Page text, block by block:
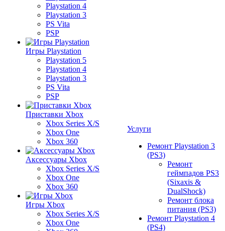
Playstation 4
Playstation 3
PS Vita
PSP
Игры Playstation
Playstation 5
Playstation 4
Playstation 3
PS Vita
PSP
Приставки Xbox
Xbox Series X/S
Xbox One
Xbox 360
Аксессуары Xbox
Xbox Series X/S
Xbox One
Xbox 360
Игры Xbox
Xbox Series X/S
Xbox One
Услуги
Ремонт Playstation 3
(PS3)
Ремонт
геймпадов PS3
(Sixaxis &
DualShock)
Ремонт блока
питания (PS3)
Ремонт Playstation 4
(PS4)